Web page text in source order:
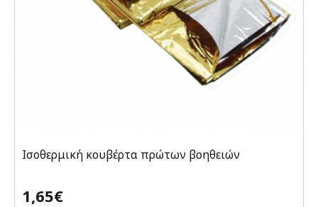
Ισοθερμική κουβέρτα πρώτων βοηθειών
1,65€